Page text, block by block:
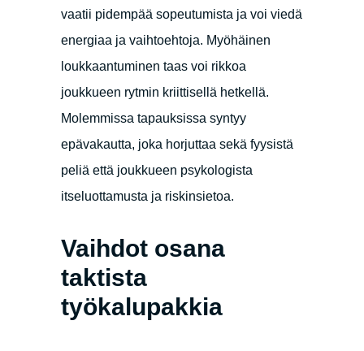
vaatii pidempää sopeutumista ja voi viedä
energiaa ja vaihtoehtoja. Myöhäinen
loukkaantuminen taas voi rikkoa
joukkueen rytmin kriittisellä hetkellä.
Molemmissa tapauksissa syntyy
epävakautta, joka horjuttaa sekä fyysistä
peliä että joukkueen psykologista
itseluottamusta ja riskinsietoa.
Vaihdot osana
taktista
työkalupakkia